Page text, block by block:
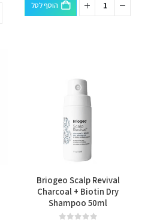
הוסף לסל
Briogeo Scalp Revival
Charcoal + Biotin Dry
Shampoo 50ml